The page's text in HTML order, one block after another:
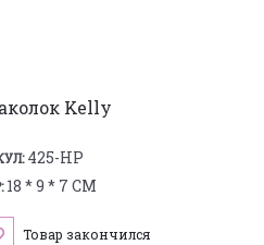
Kelly
425-HP
18 * 9 * 7 СМ
Товар закончился